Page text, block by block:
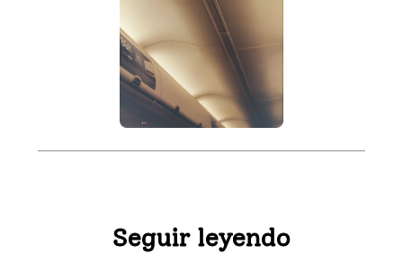
Seguir leyendo